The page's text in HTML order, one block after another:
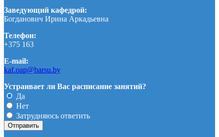
Заведующий кафедрой:
Богданович Ирина Аркадьевна
Телефон:
+375 163
E-mail:
kaf.oap@barsu.by
Устраивает ли Вас расписание занятий?
Да
Нет
Затрудняюсь ответить